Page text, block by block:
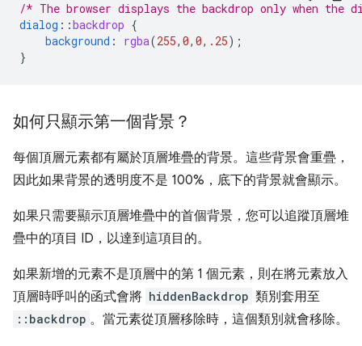
/* The browser displays the backdrop only when the
dialog ::backdrop {
background : rgba(255, 0, 0, .25);
}
如何只顯示第一個背景？
每個頂層元素都有屬於頂層堆疊的背景。這些背景會重疊，
因此如果背景的透明度不是 100%，底下的背景就會顯示。
如果只需要顯示頂層堆疊中的首個背景，您可以追蹤頂層堆
疊中的項目 ID，以達到這項目的。
如果新增的元素不是頂層中的第 1 個元素，則在將元素放入
頂層時呼叫的函式會將 hiddenBackdrop 類別套用至
::backdrop 。當元素從頂層移除時，這個類別就會移除。